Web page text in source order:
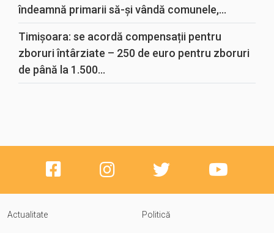
îndeamnă primarii să-și vândă comunele,...
Timișoara: se acordă compensații pentru
zboruri întârziate – 250 de euro pentru zboruri
de până la 1.500...
Actualitate Politică